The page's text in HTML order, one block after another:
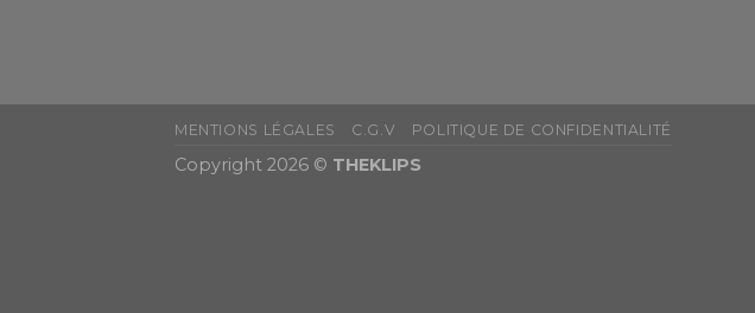
MENTIONS LÉGALES C.G.V POLITIQUE DE CONFIDENTIALITÉ
Copyright 2026 © THEKLIPS